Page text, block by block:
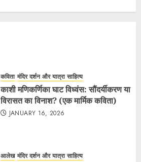
कविता मंदिर दर्शन और यात्रा साहित्य
काशी मणिकर्णिका घाट विध्वंस: सौंदर्यीकरण या
विरासत का विनाश? (एक मार्मिक कविता)
JANUARY 16, 2026
आलेख मंदिर दर्शन और यात्रा साहित्य